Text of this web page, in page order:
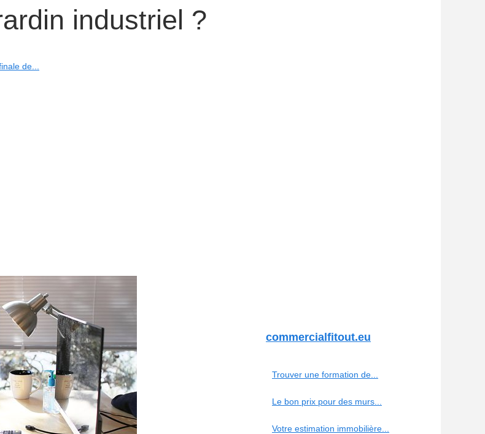
industriel ?
de...
commercialfitout.eu
Trouver une formation de...
Le bon prix pour des murs...
Votre estimation immobilière...